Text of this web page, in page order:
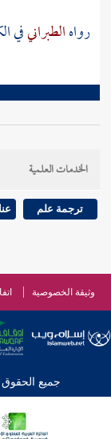
رواهالطبرانيفي
الخدمات العلمية
ترجمة علم
وثيقة الخصوصية
جميع الحقوق محفوظة ©